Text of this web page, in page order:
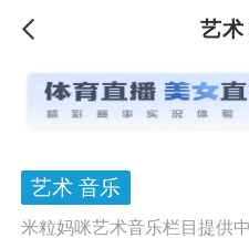
艺术
艺术 音乐
米粒妈咪艺术音乐栏目提供